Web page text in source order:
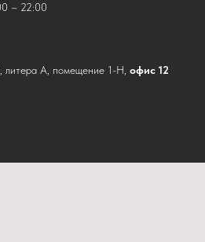
– 22:00
литера А, помещение 1-Н, офис 12